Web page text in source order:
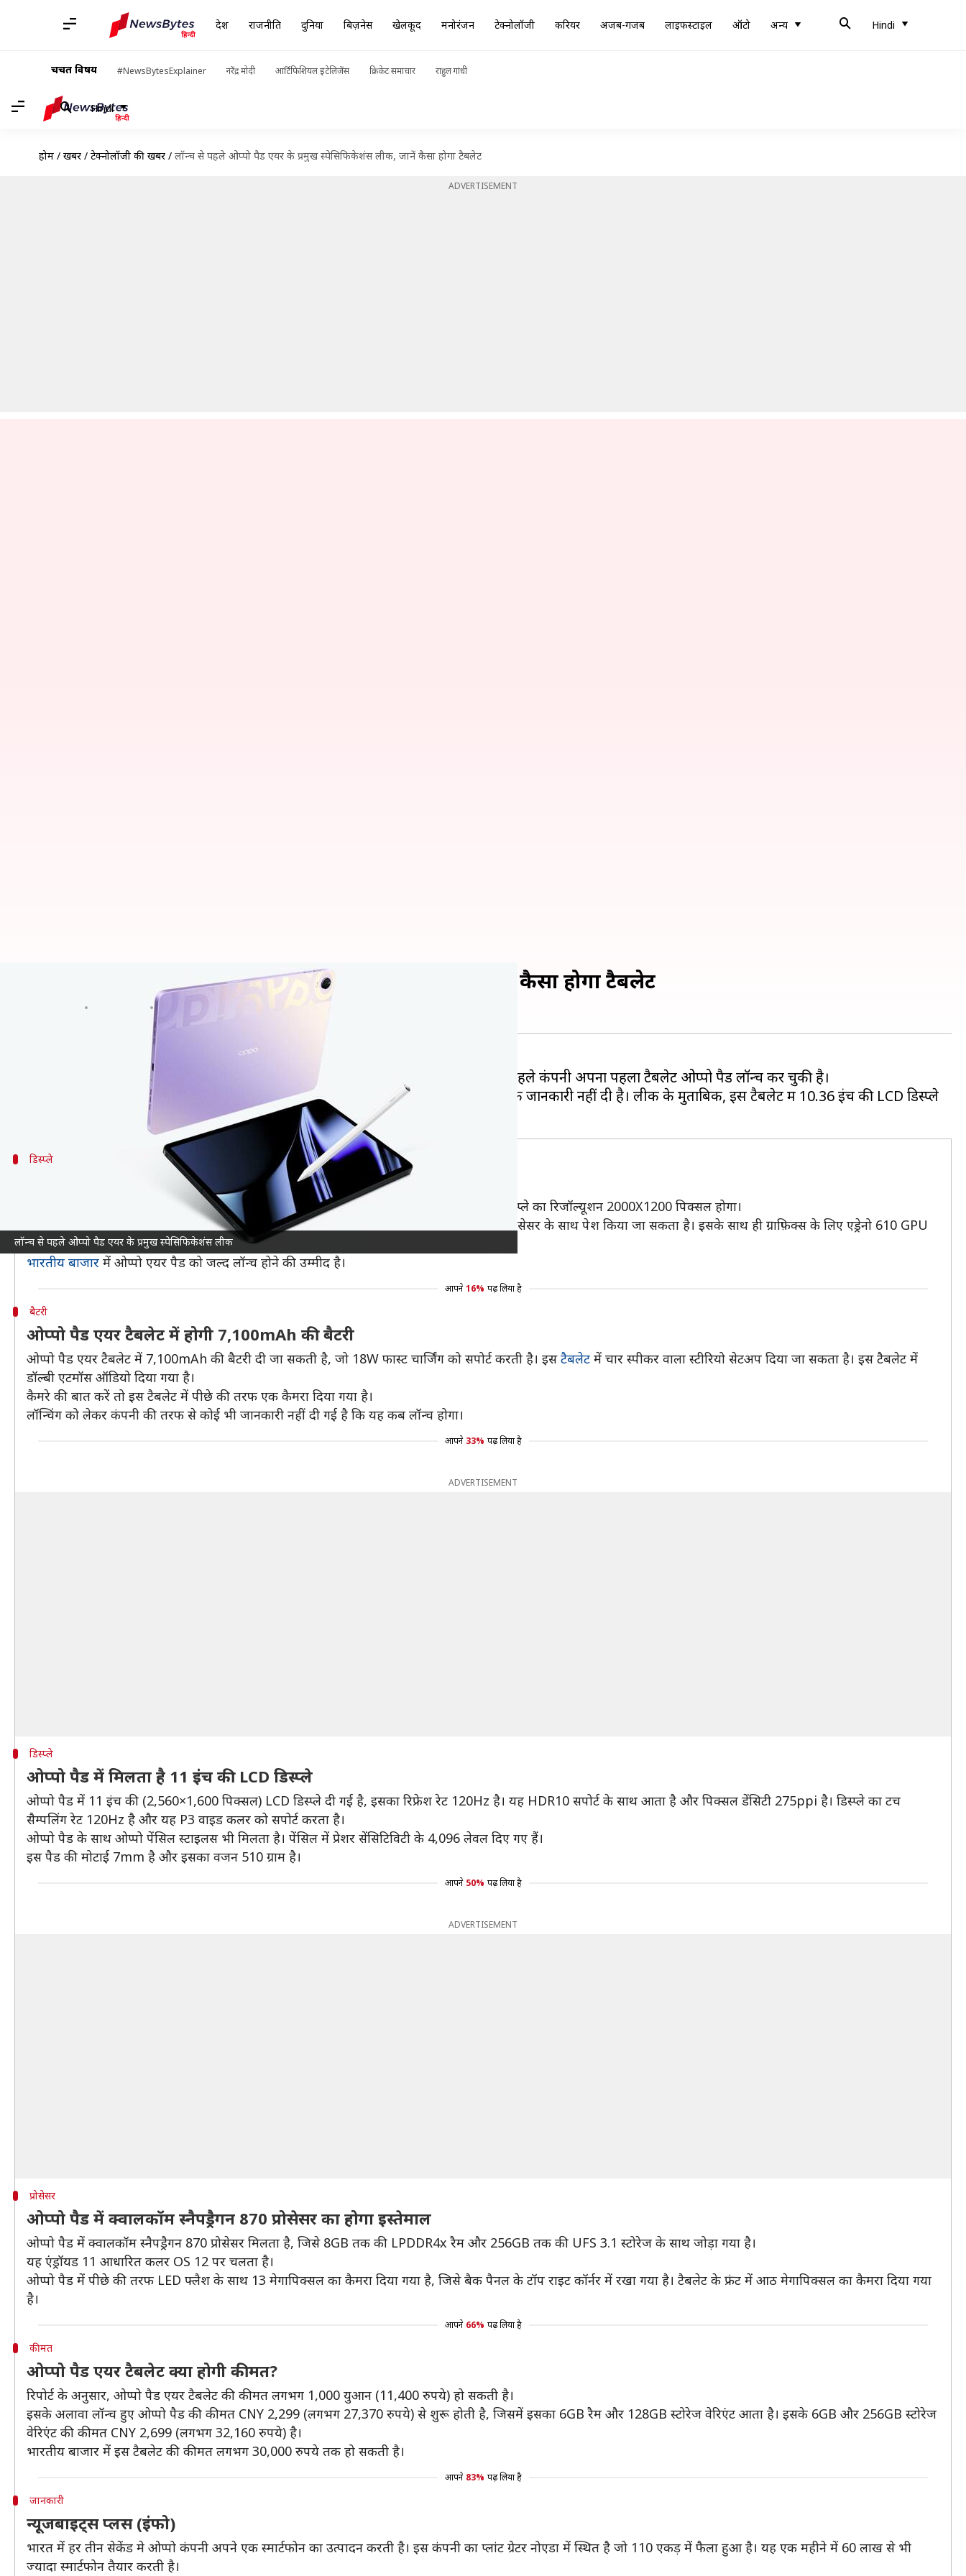
देश राजनीति दुनिया बिज़नेस खेलकूद मनोरंजन टेक्नोलॉजी करियर अजब-गजब लाइफस्टाइल ऑटो अन्य Hindi
चर्चित विषय #NewsBytesExplainer नरेंद्र मोदी आर्टिफिशियल इंटेलिजेंस क्रिकेट समाचार राहुल गांधी
Hindi
होम / खबरें / टेक्नोलॉजी की खबरें / लॉन्च से पहले ओप्पो पैड एयर के प्रमुख स्पेसिफिकेशंस लीक, जानें कैसा होगा टैबलेट
ADVERTISEMENT
लॉन्च से पहले ओप्पो पैड एयर के प्रमुख स्पेसिफिकेशंस लीक
लॉन्च से पहले ओप्पो पैड एयर के प्रमुख स्पेसिफिकेशंस लीक, जानें कैसा होगा टैबलेट
01:10 pm
कंपनी जल्द ही अपना नया मिड रेंज टैबलेट ओप्पो पैड एयर को लॉन्च कर सकती है। इसके पहले कंपनी अपना पहला टैबलेट ओप्पो पैड लॉन्च कर चुकी है।
फिलहाल, कंपनी ने अपने आगामी ओप्पो पैड एयर के स्पेसिफिकेशंस को लेकर कोई भी आधिकारिक जानकारी नहीं दी है। लीक के मुताबिक, इस टैबलेट में 10.36 इंच की LCD डिस्प्ले
डिस्प्ले
ओप्पो पैड एयर में है 11 इंच की IPS LCD डिस्प्ले
ओप्पो पैड एयर टैबलेट में 10.36 इंच की LCD डिस्प्ले मिल सकती है, जिसका रिफ्रेश रेट 60Hz होगा। डिस्प्ले का रिजॉल्यूशन 2000X1200 पिक्सल होगा।
ओप्पो के अपकमिंग टैबलेट के बारे में बताया जा रहा है कि इसमें ऑक्टा कोर क्वालकॉम स्नेपड्रैगन 680 प्रोसेसर के साथ पेश किया जा सकता है। इसके साथ ही ग्राफ़िक्स के लिए एड्रेनो 610 GPU
दिया जा सकता है।
भारतीय बाजार में ओप्पो एयर पैड को जल्द लॉन्च होने की उम्मीद है।
आपने 16% पढ़ लिया है
बैटरी
ओप्पो पैड एयर टैबलेट में होगी 7,100mAh की बैटरी
ओप्पो पैड एयर टैबलेट में 7,100mAh की बैटरी दी जा सकती है, जो 18W फास्ट चार्जिंग को सपोर्ट करती है। इसटैबलेट में चार स्पीकर वाला स्टीरियो सेटअप दिया जा सकता है। इस टैबलेट में
डॉल्बी एटमॉस ऑडियो दिया गया है।
कैमरे की बात करें तो इस टैबलेट में पीछे की तरफ एक कैमरा दिया गया है।
लॉन्चिंग को लेकर कंपनी की तरफ से कोई भी जानकारी नहीं दी गई है कि यह कब लॉन्च होगा।
आपने 33% पढ़ लिया है
ADVERTISEMENT
डिस्प्ले
ओप्पो पैड में मिलता है 11 इंच की LCD डिस्प्ले
ओप्पो पैड में 11 इंच की (2,560×1,600 पिक्सल) LCD डिस्प्ले दी गई है, इसका रिफ्रेश रेट 120Hz है। यह HDR10 सपोर्ट के साथ आता है और पिक्सल डेंसिटी 275ppi है। डिस्प्ले का टच
सैम्पलिंग रेट 120Hz है और यह P3 वाइड कलर को सपोर्ट करता है।
ओप्पो पैड के साथ ओप्पो पेंसिल स्टाइलस भी मिलता है। पेंसिल में प्रेशर सेंसिटिविटी के 4,096 लेवल दिए गए हैं।
इस पैड की मोटाई 7mm है और इसका वजन 510 ग्राम है।
आपने 50% पढ़ लिया है
ADVERTISEMENT
प्रोसेसर
ओप्पो पैड में क्वालकॉम स्नैपड्रैगन 870 प्रोसेसर का होगा इस्तेमाल
ओप्पो पैड में क्वालकॉम स्नैपड्रैगन 870 प्रोसेसर मिलता है, जिसे 8GB तक की LPDDR4x रैम और 256GB तक की UFS 3.1 स्टोरेज के साथ जोड़ा गया है।
यह एंड्रॉयड 11 आधारित कलर OS 12 पर चलता है।
ओप्पो पैड में पीछे की तरफ LED फ्लैश के साथ 13 मेगापिक्सल का कैमरा दिया गया है, जिसे बैक पैनल के टॉप राइट कॉर्नर में रखा गया है। टैबलेट के फ्रंट में आठ मेगापिक्सल का कैमरा दिया गया
है।
आपने 66% पढ़ लिया है
कीमत
ओप्पो पैड एयर टैबलेट क्या होगी कीमत?
रिपोर्ट के अनुसार, ओप्पो पैड एयर टैबलेट की कीमत लगभग 1,000 युआन (11,400 रुपये) हो सकती है।
इसके अलावा लॉन्च हुए ओप्पो पैड की कीमत CNY 2,299 (लगभग 27,370 रुपये) से शुरू होती है, जिसमें इसका 6GB रैम और 128GB स्टोरेज वेरिएंट आता है। इसके 6GB और 256GB स्टोरेज
वेरिएंट की कीमत CNY 2,699 (लगभग 32,160 रुपये) है।
भारतीय बाजार में इस टैबलेट की कीमत लगभग 30,000 रुपये तक हो सकती है।
आपने 83% पढ़ लिया है
जानकारी
न्यूजबाइट्स प्लस (इंफो)
भारत में हर तीन सेकेंड मे ओप्पो कंपनी अपने एक स्मार्टफोन का उत्पादन करती है। इस कंपनी का प्लांट ग्रेटर नोएडा में स्थित है जो 110 एकड़ में फैला हुआ है। यह एक महीने में 60 लाख से भी
ज्यादा स्मार्टफोन तैयार करती है।